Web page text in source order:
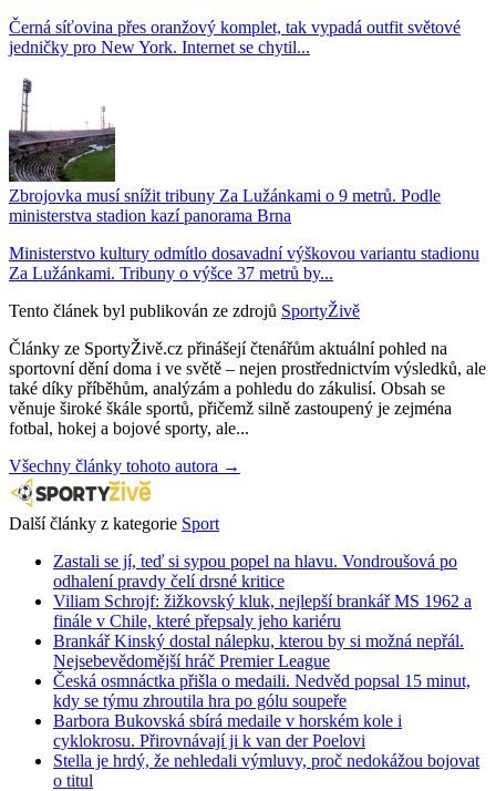
Černá síťovina přes oranžový komplet, tak vypadá outfit světové
jedničky pro New York. Internet se chytil...
Zbrojovka musí snížit tribuny Za Lužánkami o 9 metrů. Podle
ministerstva stadion kazí panorama Brna
Ministerstvo kultury odmítlo dosavadní výškovou variantu stadionu
Za Lužánkami. Tribuny o výšce 37 metrů by...
Tento článek byl publikován ze zdrojů SportyŽivě
Články ze SportyŽivě.cz přinášejí čtenářům aktuální pohled na
sportovní dění doma i ve světě – nejen prostřednictvím výsledků, ale
také díky příběhům, analýzám a pohledu do zákulisí. Obsah se
věnuje široké škále sportů, přičemž silně zastoupený je zejména
fotbal, hokej a bojové sporty, ale...
Všechny články tohoto autora →
Další články z kategorie Sport
Zastali se jí, teď si sypou popel na hlavu. Vondroušová po
odhalení pravdy čelí drsné kritice
Viliam Schrojf: žižkovský kluk, nejlepší brankář MS 1962 a
finále v Chile, které přepsaly jeho kariéru
Brankář Kinský dostal nálepku, kterou by si možná nepřál.
Nejsebevědomější hráč Premier League
Česká osmnáctka přišla o medaili. Nedvěd popsal 15 minut,
kdy se týmu zhroutila hra po gólu soupeře
Barbora Bukovská sbírá medaile v horském kole i
cyklokrosu. Přirovnávají ji k van der Poelovi
Stella je hrdý, že nehledali výmluvy, proč nedokážou bojovat
o titul